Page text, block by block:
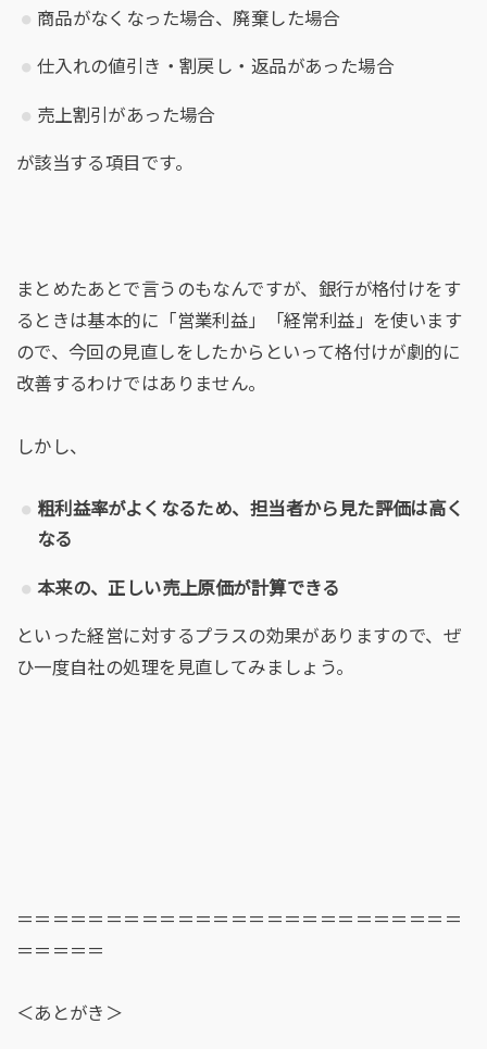
商品がなくなった場合、廃棄した場合
仕入れの値引き・割戻し・返品があった場合
売上割引があった場合
が該当する項目です。
まとめたあとで言うのもなんですが、銀行が格付けをす
るときは基本的に「営業利益」「経常利益」を使います
ので、今回の見直しをしたからといって格付けが劇的に
改善するわけではありません。
しかし、
粗利益率がよくなるため、担当者から見た評価は高く
なる
本来の、正しい売上原価が計算できる
といった経営に対するプラスの効果がありますので、ぜ
ひ一度自社の処理を見直してみましょう。
＝＝＝＝＝＝＝＝＝＝＝＝＝＝＝＝＝＝＝＝＝＝＝＝＝
＝＝＝＝＝
＜あとがき＞